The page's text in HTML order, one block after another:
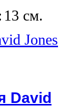
13 см.
David